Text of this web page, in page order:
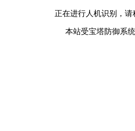
正在进行人机识别，请
本站受宝塔防御系